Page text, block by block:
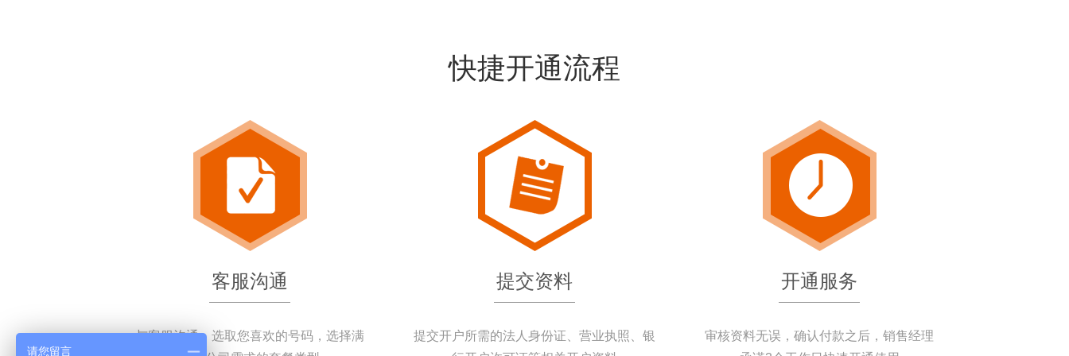
快捷开通流程
客服沟通
与客服沟通，选取您喜欢的号码，选择满
提交资料
提交开户所需的法人身份证、营业执照、银
开通服务
审核资料无误，确认付款之后，销售经理
请您留言